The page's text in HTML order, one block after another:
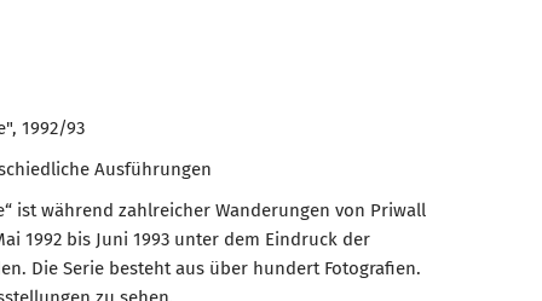
1992/93
Ausführungen
ist während zahlreicher Wanderungen von Priwall
1992 bis Juni 1993 unter dem Eindruck der
Die Serie besteht aus über hundert Fotografien.